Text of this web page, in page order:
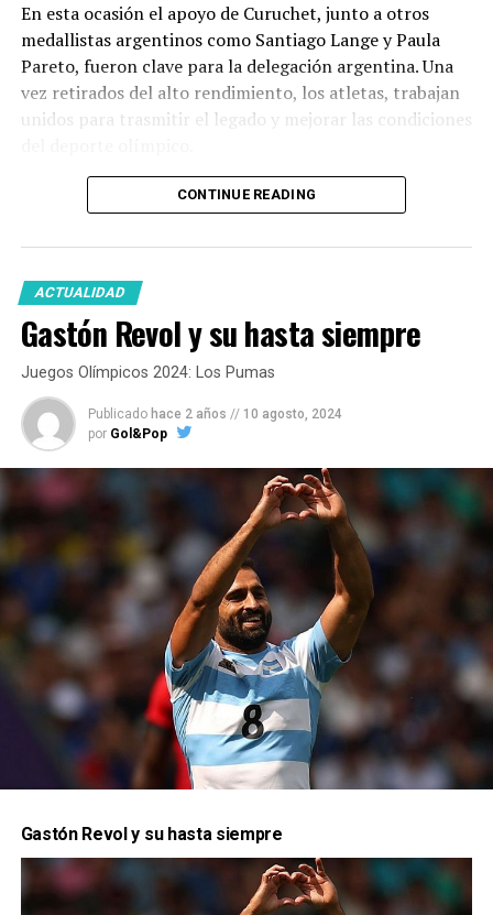
En esta ocasión el apoyo de Curuchet, junto a otros
medallistas argentinos como Santiago Lange y Paula
Pareto, fueron clave para la delegación argentina. Una
vez retirados del alto rendimiento, los atletas, trabajan
unidos para trasmitir el legado y mejorar las condiciones
“El – José Torres –
me dijo medalla o
yeso”
¿Como viviste los Juegos Olímpicos desde
adentro?
En particular en este juego, comparado con los
otros que estuviste, como lo viste?
CONTINUE READING
ACTUALIDAD
Gastón Revol y su hasta siempre
Juegos Olímpicos 2024: Los Pumas
Publicado hace 2 años // 10 agosto, 2024
por Gol&Pop
Gastón Revol y su hasta siempre